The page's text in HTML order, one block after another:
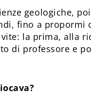
geologiche,
fino a propormi
la prima, alla
di professore e